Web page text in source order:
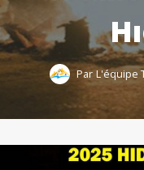
Par L'équipe